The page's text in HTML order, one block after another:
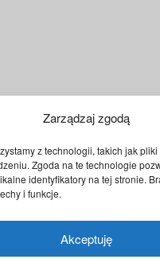
Zarządzaj zgodą
z technologii, takich jak
Zgoda na te technologie
identyfikatory na tej stronie.
i funkcje.
Akceptuję